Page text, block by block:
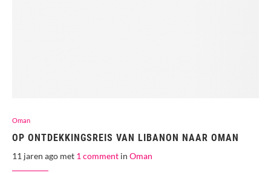
Oman
OP ONTDEKKINGSREIS VAN LIBANON NAAR OMAN
11 jaren ago met 1 comment in Oman